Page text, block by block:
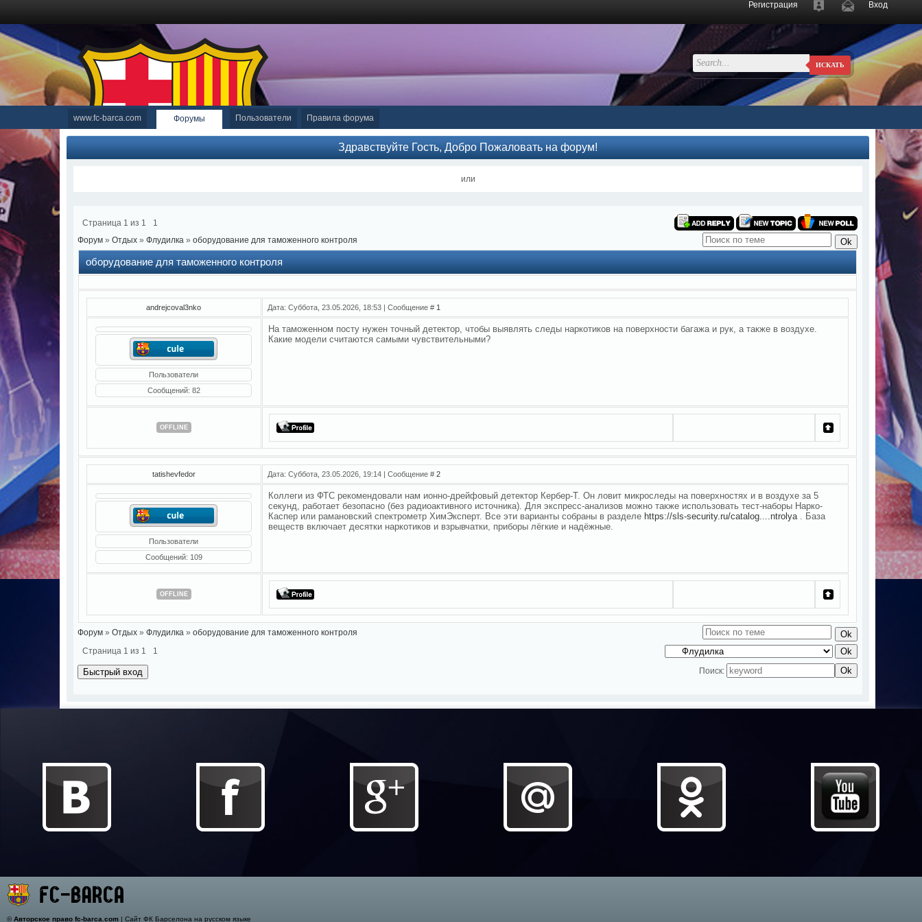
Вход
Регистрация
ИСКАТЬ
www.fc-barca.com Форумы Пользователи Правила форума
Здравствуйте Гость, Добро Пожаловать на форум!
или
Страница 1 из 1
1
Форум » Отдых » Флудилка » оборудование для таможенного контроля
оборудование для таможенного контроля
andrejcoval3nko Дата: Суббота, 23.05.2026, 18:53 | Сообщение # 1
Пользователи
Сообщений: 82
На таможенном посту нужен точный детектор, чтобы выявлять следы наркотиков на поверхности багажа и рук, а также в воздухе.
Какие модели считаются самыми чувствительными?
OFFLINE
tatishevfedor Дата: Суббота, 23.05.2026, 19:14 | Сообщение #2
Пользователи
Сообщений: 109
Коллеги из ФТС рекомендовали нам ионно-дрейфовый детектор Кербер-Т. Он ловит микроследы на поверхностях и в воздухе за 5
секунд, работает безопасно (без радиоактивного источника). Для экспресс-анализов можно также использовать тест-наборы Нарко-
Каспер или рамановский спектрометр ХимЭксперт. Все эти варианты собраны в разделе https://sls-security.ru/catalog....ntrolya . База
веществ включает десятки наркотиков и взрывчатки, приборы лёгкие и надёжные.
OFFLINE
Форум » Отдых » Флудилка » оборудование для таможенного контроля
Страница 1 из 1 1
Поиск:
©Авторское право fc-barca.com| Сайт ФК Барселона на русском языке